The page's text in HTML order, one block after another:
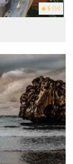
5 (14)